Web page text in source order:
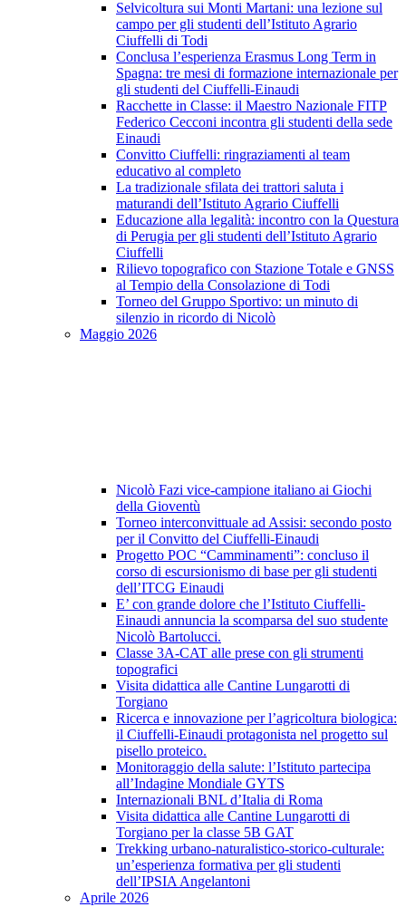
Selvicoltura sui Monti Martani: una lezione sul
campo per gli studenti dell’Istituto Agrario
Ciuffelli di Todi
Conclusa l’esperienza Erasmus Long Term in
Spagna: tre mesi di formazione internazionale per
gli studenti del Ciuffelli-Einaudi
Racchette in Classe: il Maestro Nazionale FITP
Federico Cecconi incontra gli studenti della sede
Einaudi
Convitto Ciuffelli: ringraziamenti al team
educativo al completo
La tradizionale sfilata dei trattori saluta i
maturandi dell’Istituto Agrario Ciuffelli
Educazione alla legalità: incontro con la Questura
di Perugia per gli studenti dell’Istituto Agrario
Ciuffelli
Rilievo topografico con Stazione Totale e GNSS
al Tempio della Consolazione di Todi
Torneo del Gruppo Sportivo: un minuto di
silenzio in ricordo di Nicolò
Maggio 2026
Nicolò Fazi vice-campione italiano ai Giochi
della Gioventù
Torneo interconvittuale ad Assisi: secondo posto
per il Convitto del Ciuffelli-Einaudi
Progetto POC “Camminamenti”: concluso il
corso di escursionismo di base per gli studenti
dell’ITCG Einaudi
E’ con grande dolore che l’Istituto Ciuffelli-
Einaudi annuncia la scomparsa del suo studente
Nicolò Bartolucci.
Classe 3A-CAT alle prese con gli strumenti
topografici
Visita didattica alle Cantine Lungarotti di
Torgiano
Ricerca e innovazione per l’agricoltura biologica:
il Ciuffelli-Einaudi protagonista nel progetto sul
pisello proteico.
Monitoraggio della salute: l’Istituto partecipa
all’Indagine Mondiale GYTS
Internazionali BNL d’Italia di Roma
Visita didattica alle Cantine Lungarotti di
Torgiano per la classe 5B GAT
Trekking urbano-naturalistico-storico-culturale:
un’esperienza formativa per gli studenti
dell’IPSIA Angelantoni
Aprile 2026